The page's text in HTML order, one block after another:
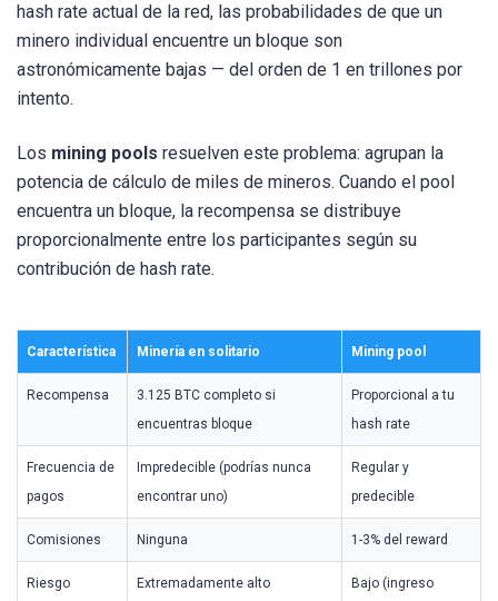
hash rate actual de la red, las probabilidades de que un
minero individual encuentre un bloque son
astronómicamente bajas — del orden de 1 en trillones por
intento.
Los mining pools resuelven este problema: agrupan la
potencia de cálculo de miles de mineros. Cuando el pool
encuentra un bloque, la recompensa se distribuye
proporcionalmente entre los participantes según su
contribución de hash rate.
Característica Minería en solitario Mining pool
Recompensa
3.125 BTC completo si
encuentras bloque
Proporcional a tu
hash rate
Frecuencia de
pagos
Impredecible (podrías nunca
encontrar uno)
Regular y
predecible
Comisiones Ninguna 1-3% del reward
Riesgo Extremadamente alto
Bajo (ingreso